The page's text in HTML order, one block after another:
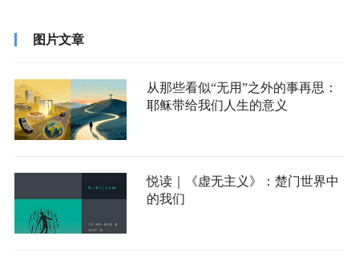
图片文章
从那些看似“无用”之外的事再思：
耶稣带给我们人生的意义
悦读｜《虚无主义》：楚门世界中
的我们